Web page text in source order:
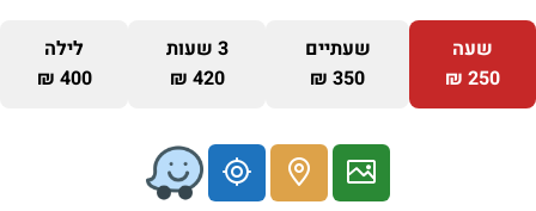
שעה
250 ₪
שעתיים
350 ₪
3 שעות
420 ₪
לילה
400 ₪